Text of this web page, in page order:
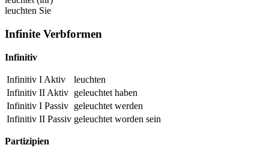
leuchten Sie
Infinite Verbformen
Infinitiv
Infinitiv I Aktiv
leuchten
Infinitiv II Aktiv geleuchtet haben
Infinitiv I Passiv geleuchtet werden
Infinitiv II Passiv geleuchtet worden sein
Partizipien